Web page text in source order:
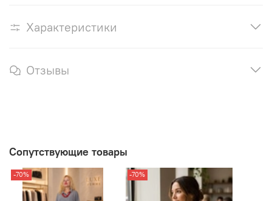
Характеристики
Отзывы
Сопутствующие товары
-70% -70%